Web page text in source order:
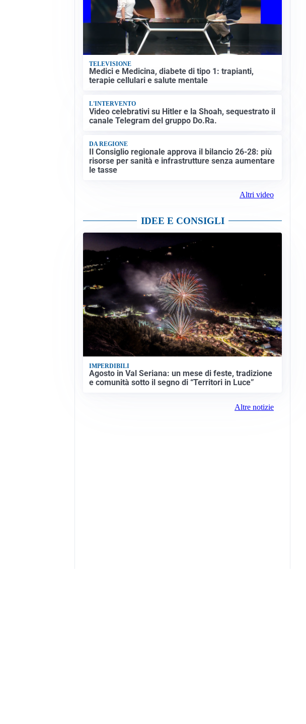
TELEVISIONE
Medici e Medicina, diabete di tipo 1: trapianti,
terapie cellulari e salute mentale
L'INTERVENTO
Video celebrativi su Hitler e la Shoah, sequestrato il
canale Telegram del gruppo Do.Ra.
DA REGIONE
Il Consiglio regionale approva il bilancio 26-28: più
risorse per sanità e infrastrutture senza aumentare
le tasse
Altri video
IDEE E CONSIGLI
IMPERDIBILI
Agosto in Val Seriana: un mese di feste, tradizione
e comunità sotto il segno di “Territori in Luce”
Altre notizie